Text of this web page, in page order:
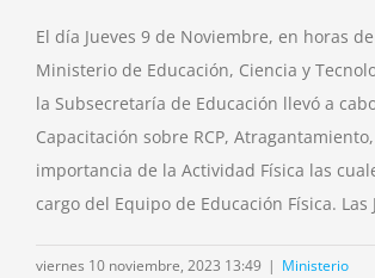
El día Jueves 9 de Noviembre, en horas
Ministerio de Educación, Ciencia y
la Subsecretaría de Educación llevó a
Capacitación sobre RCP, Atragantamiento,
importancia de la Actividad Física las
cargo del Equipo de Educación Física. Las
viernes 10 noviembre, 2023 13:49 | Ministerio